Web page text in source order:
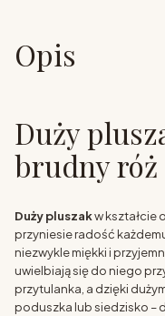
Opis
Duży
brudny róż
Duży pluszakw kształcie
przyniesie radość
niezwykle miękki i
uwielbiają się do niego
przytulanka, a dzięki
poduszka lub siedzisko –